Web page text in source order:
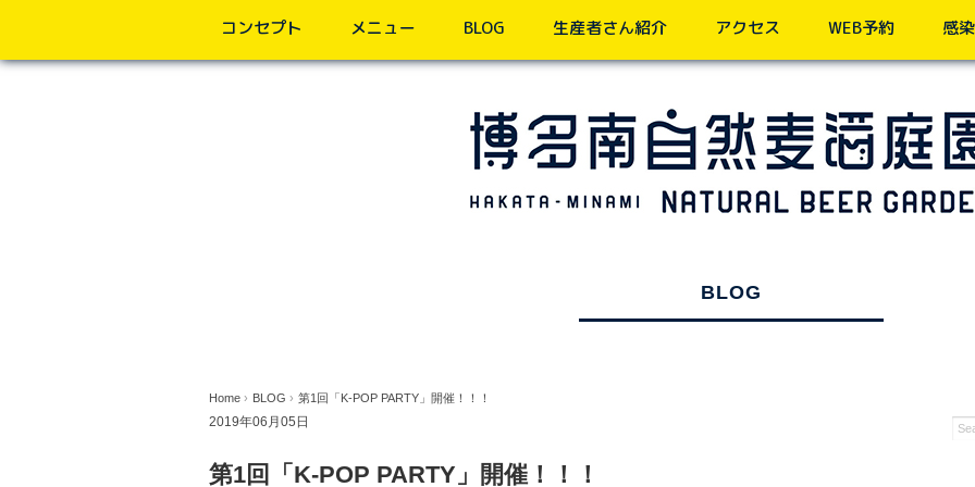
コンセプト メニュー BLOG 生産者さん紹介 アクセス WEB予約 感
BLOG
Home › BLOG › 第1回「K-POP PARTY」開催！！！
2019年06月05日
第1回「K-POP PARTY」開催！！！